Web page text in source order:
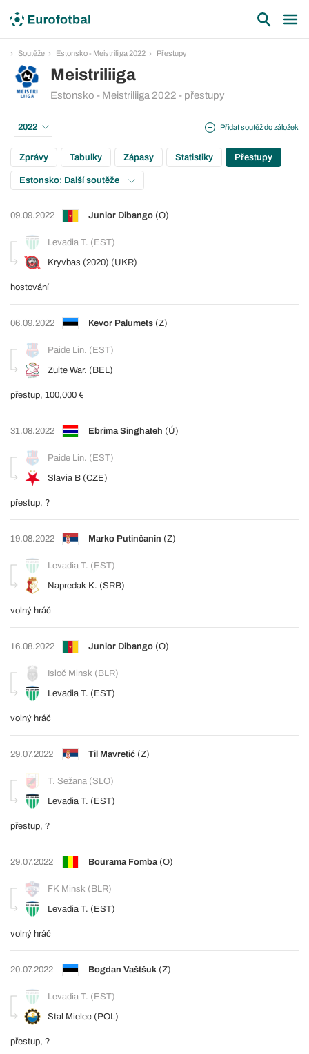
Soutěže Estonsko - Meistriliiga 2022 Přestupy
Meistriliiga
Estonsko - Meistriliiga 2022 - přestupy
Přidat soutěž do záložek
2022
Zprávy Tabulky Zápasy Statistiky Přestupy
Estonsko: Další soutěže
09.09.2022 Junior Dibango (O)
Levadia T. (EST)
Kryvbas (2020) (UKR)
hostování
06.09.2022 Kevor Palumets (Z)
Paide Lin. (EST)
Zulte War. (BEL)
přestup, 100,000 €
31.08.2022 Ebrima Singhateh (Ú)
Paide Lin. (EST)
Slavia B (CZE)
přestup, ?
19.08.2022 Marko Putinčanin (Z)
Levadia T. (EST)
Napredak K. (SRB)
volný hráč
16.08.2022 Junior Dibango (O)
Isloč Minsk (BLR)
Levadia T. (EST)
volný hráč
29.07.2022 Til Mavretić (Z)
T. Sežana (SLO)
Levadia T. (EST)
přestup, ?
29.07.2022 Bourama Fomba (O)
FK Minsk (BLR)
Levadia T. (EST)
volný hráč
20.07.2022 Bogdan Vaštšuk (Z)
Levadia T. (EST)
Stal Mielec (POL)
přestup, ?